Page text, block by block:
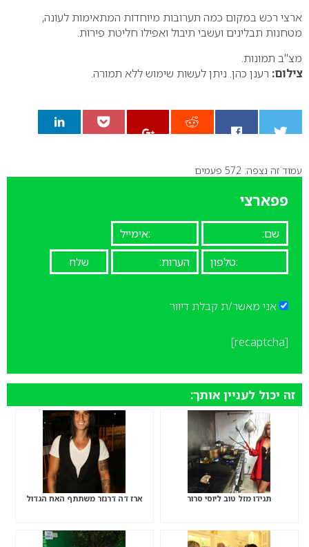
ארצי רכש במקום כמה תערובות מיוחדות המתאימות לעונה,
מטחנות תבלינים ועשבי תיבול ואפילו חליטת פירות.
מצ"ב תמונות.
צילום: רענן כהן. ניתן לעשות שימוש ללא תמורה.
0
עמוד זה נצפה: 572 פעמים
פפארצי
אני מאשר/ת קבלת דיוור
[recaptcha]
זה יכול לעניין אותך:
תגידו מזל טוב ליוסי סרור ארז דה דרנזר משתתף האח הגדול